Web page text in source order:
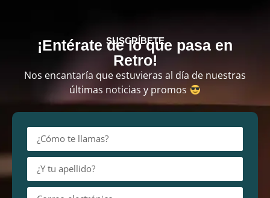
SUSCRÍBETE
¡Entérate de lo que pasa en
Retro!
Nos encantaría que estuvieras al día de nuestras
últimas noticias y promos